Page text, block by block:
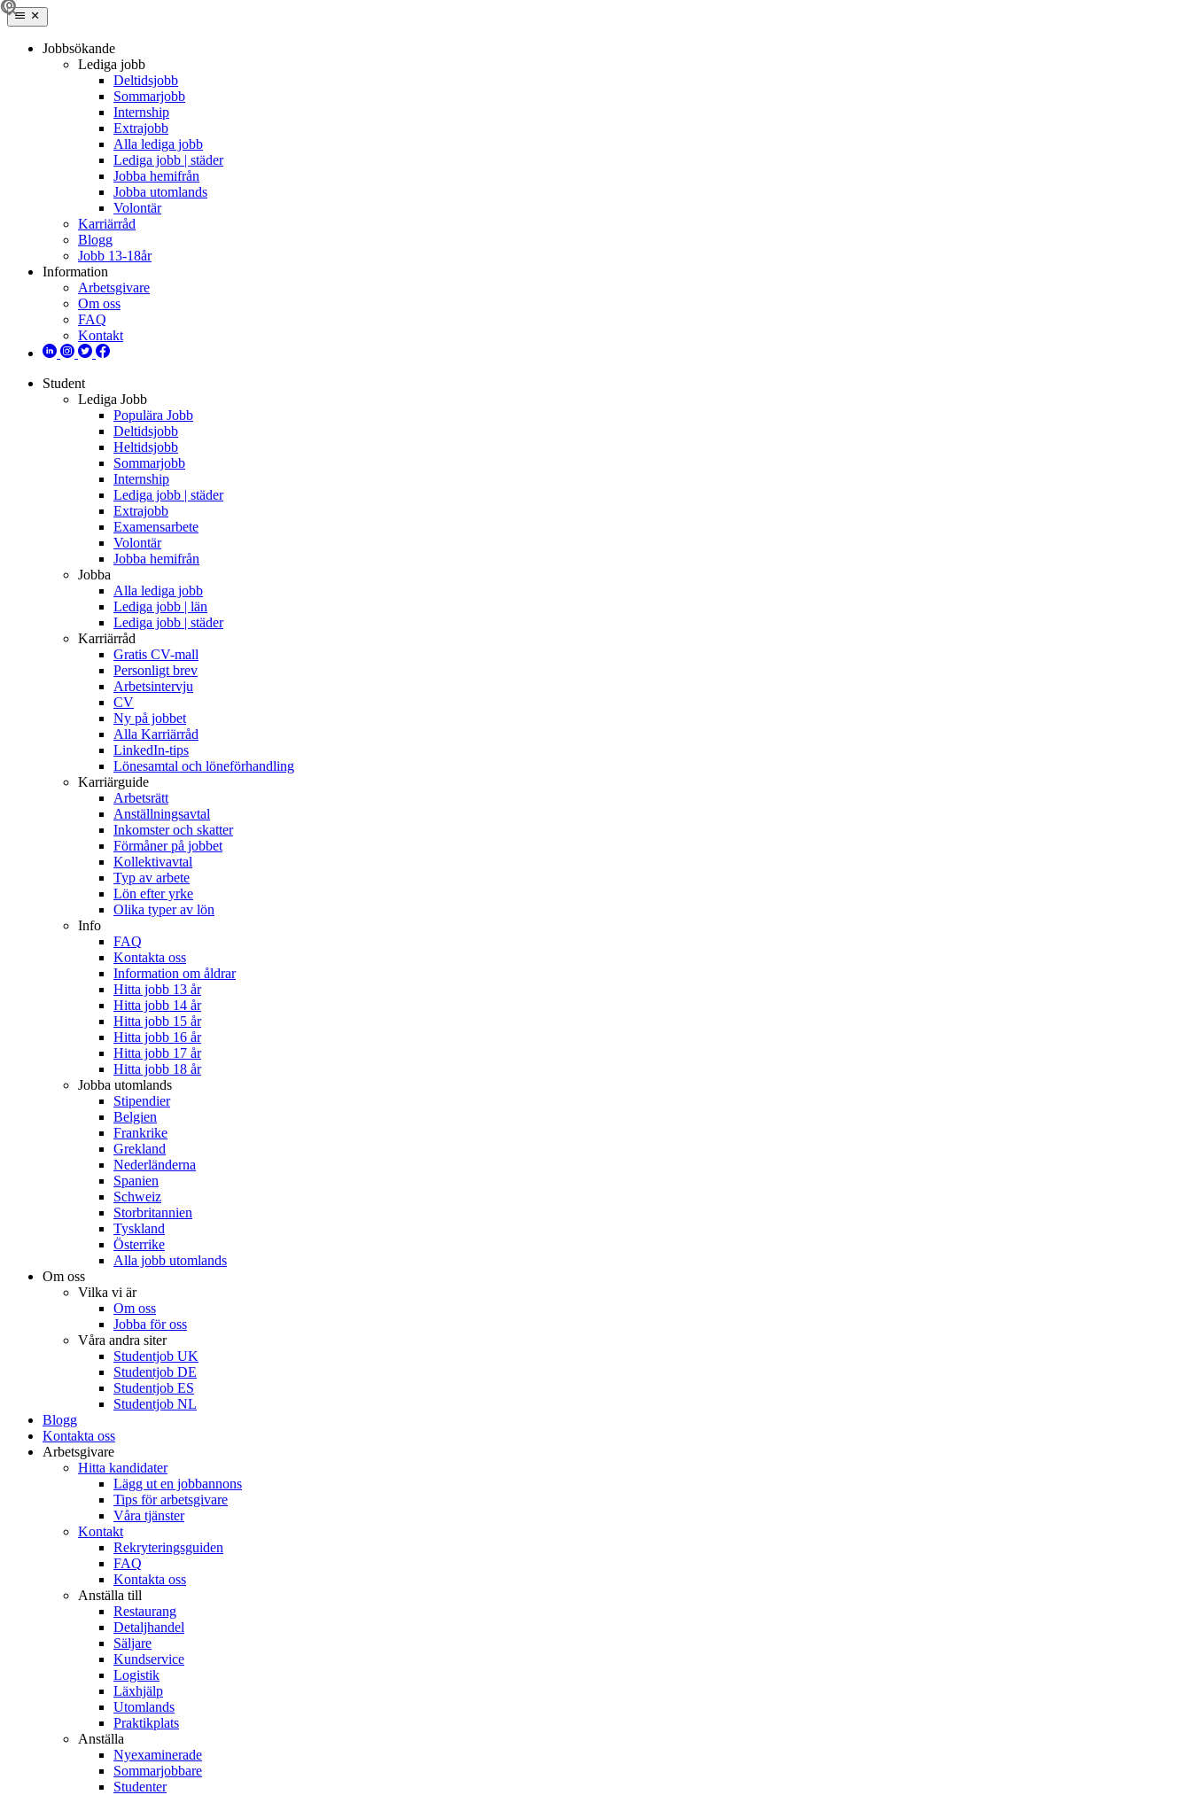
Jobbsökande
Lediga jobb
Deltidsjobb
Sommarjobb
Internship
Extrajobb
Alla lediga jobb
Lediga jobb | städer
Jobba hemifrån
Jobba utomlands
Volontär
Karriärråd
Blogg
Jobb 13-18år
Information
Arbetsgivare
Om oss
FAQ
Kontakt
Student
Lediga Jobb
Populära Jobb
Deltidsjobb
Heltidsjobb
Sommarjobb
Internship
Lediga jobb | städer
Extrajobb
Examensarbete
Volontär
Jobba hemifrån
Jobba
Alla lediga jobb
Lediga jobb | län
Lediga jobb | städer
Karriärråd
Gratis CV-mall
Personligt brev
Arbetsintervju
CV
Ny på jobbet
Alla Karriärråd
LinkedIn-tips
Lönesamtal och löneförhandling
Karriärguide
Arbetsrätt
Anställningsavtal
Inkomster och skatter
Förmåner på jobbet
Kollektivavtal
Typ av arbete
Lön efter yrke
Olika typer av lön
Info
FAQ
Kontakta oss
Information om åldrar
Hitta jobb 13 år
Hitta jobb 14 år
Hitta jobb 15 år
Hitta jobb 16 år
Hitta jobb 17 år
Hitta jobb 18 år
Jobba utomlands
Stipendier
Belgien
Frankrike
Grekland
Nederländerna
Spanien
Schweiz
Storbritannien
Tyskland
Österrike
Alla jobb utomlands
Om oss
Vilka vi är
Om oss
Jobba för oss
Våra andra siter
Studentjob UK
Studentjob DE
Studentjob ES
Studentjob NL
Blogg
Kontakta oss
Arbetsgivare
Hitta kandidater
Lägg ut en jobbannons
Tips för arbetsgivare
Våra tjänster
Kontakt
Rekryteringsguiden
FAQ
Kontakta oss
Anställa till
Restaurang
Detaljhandel
Säljare
Kundservice
Logistik
Läxhjälp
Utomlands
Praktikplats
Anställa
Nyexaminerade
Sommarjobbare
Studenter